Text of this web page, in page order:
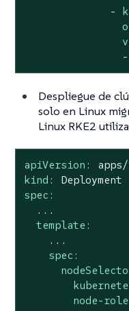
-
-
Despliegue de
solo en Linux
Linux RKE2
apiVersion:
apps/
kind:
Deployment
spec:
...
template:
...
spec:
node-